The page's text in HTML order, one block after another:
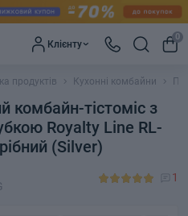
Клієнту
0
продуктів Кухонні комбайни
комбайн-тістоміс з
Royalty Line RL-
(Silver)
1